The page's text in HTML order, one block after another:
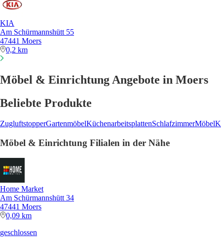
KIA
Am Schürmannshütt 55
47441 Moers
0,2 km
Möbel & Einrichtung Angebote in Moers
Beliebte Produkte
ZugluftstopperGartenmöbelKüchenarbeitsplattenSchlafzimmerMöbel
Möbel & Einrichtung Filialen in der Nähe
Home Market
Am Schürmannshütt 34
47441 Moers
0,09 km
geschlossen